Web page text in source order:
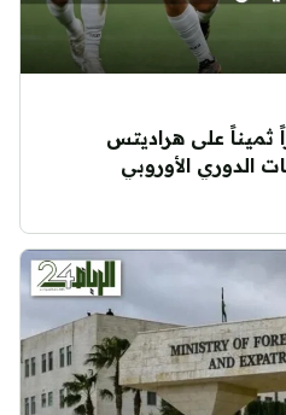
على هراديتس
الدوري الأوروبي